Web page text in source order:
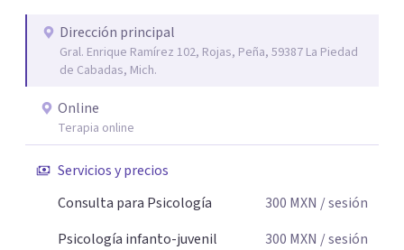
Dirección principal
Gral. Enrique Ramírez 102, Rojas, Peña, 59387 La Piedad
de Cabadas, Mich.
Online
Terapia online
Servicios y precios
Consulta para Psicología
300 MXN / sesión
Psicología infanto-juvenil
300 MXN / sesión